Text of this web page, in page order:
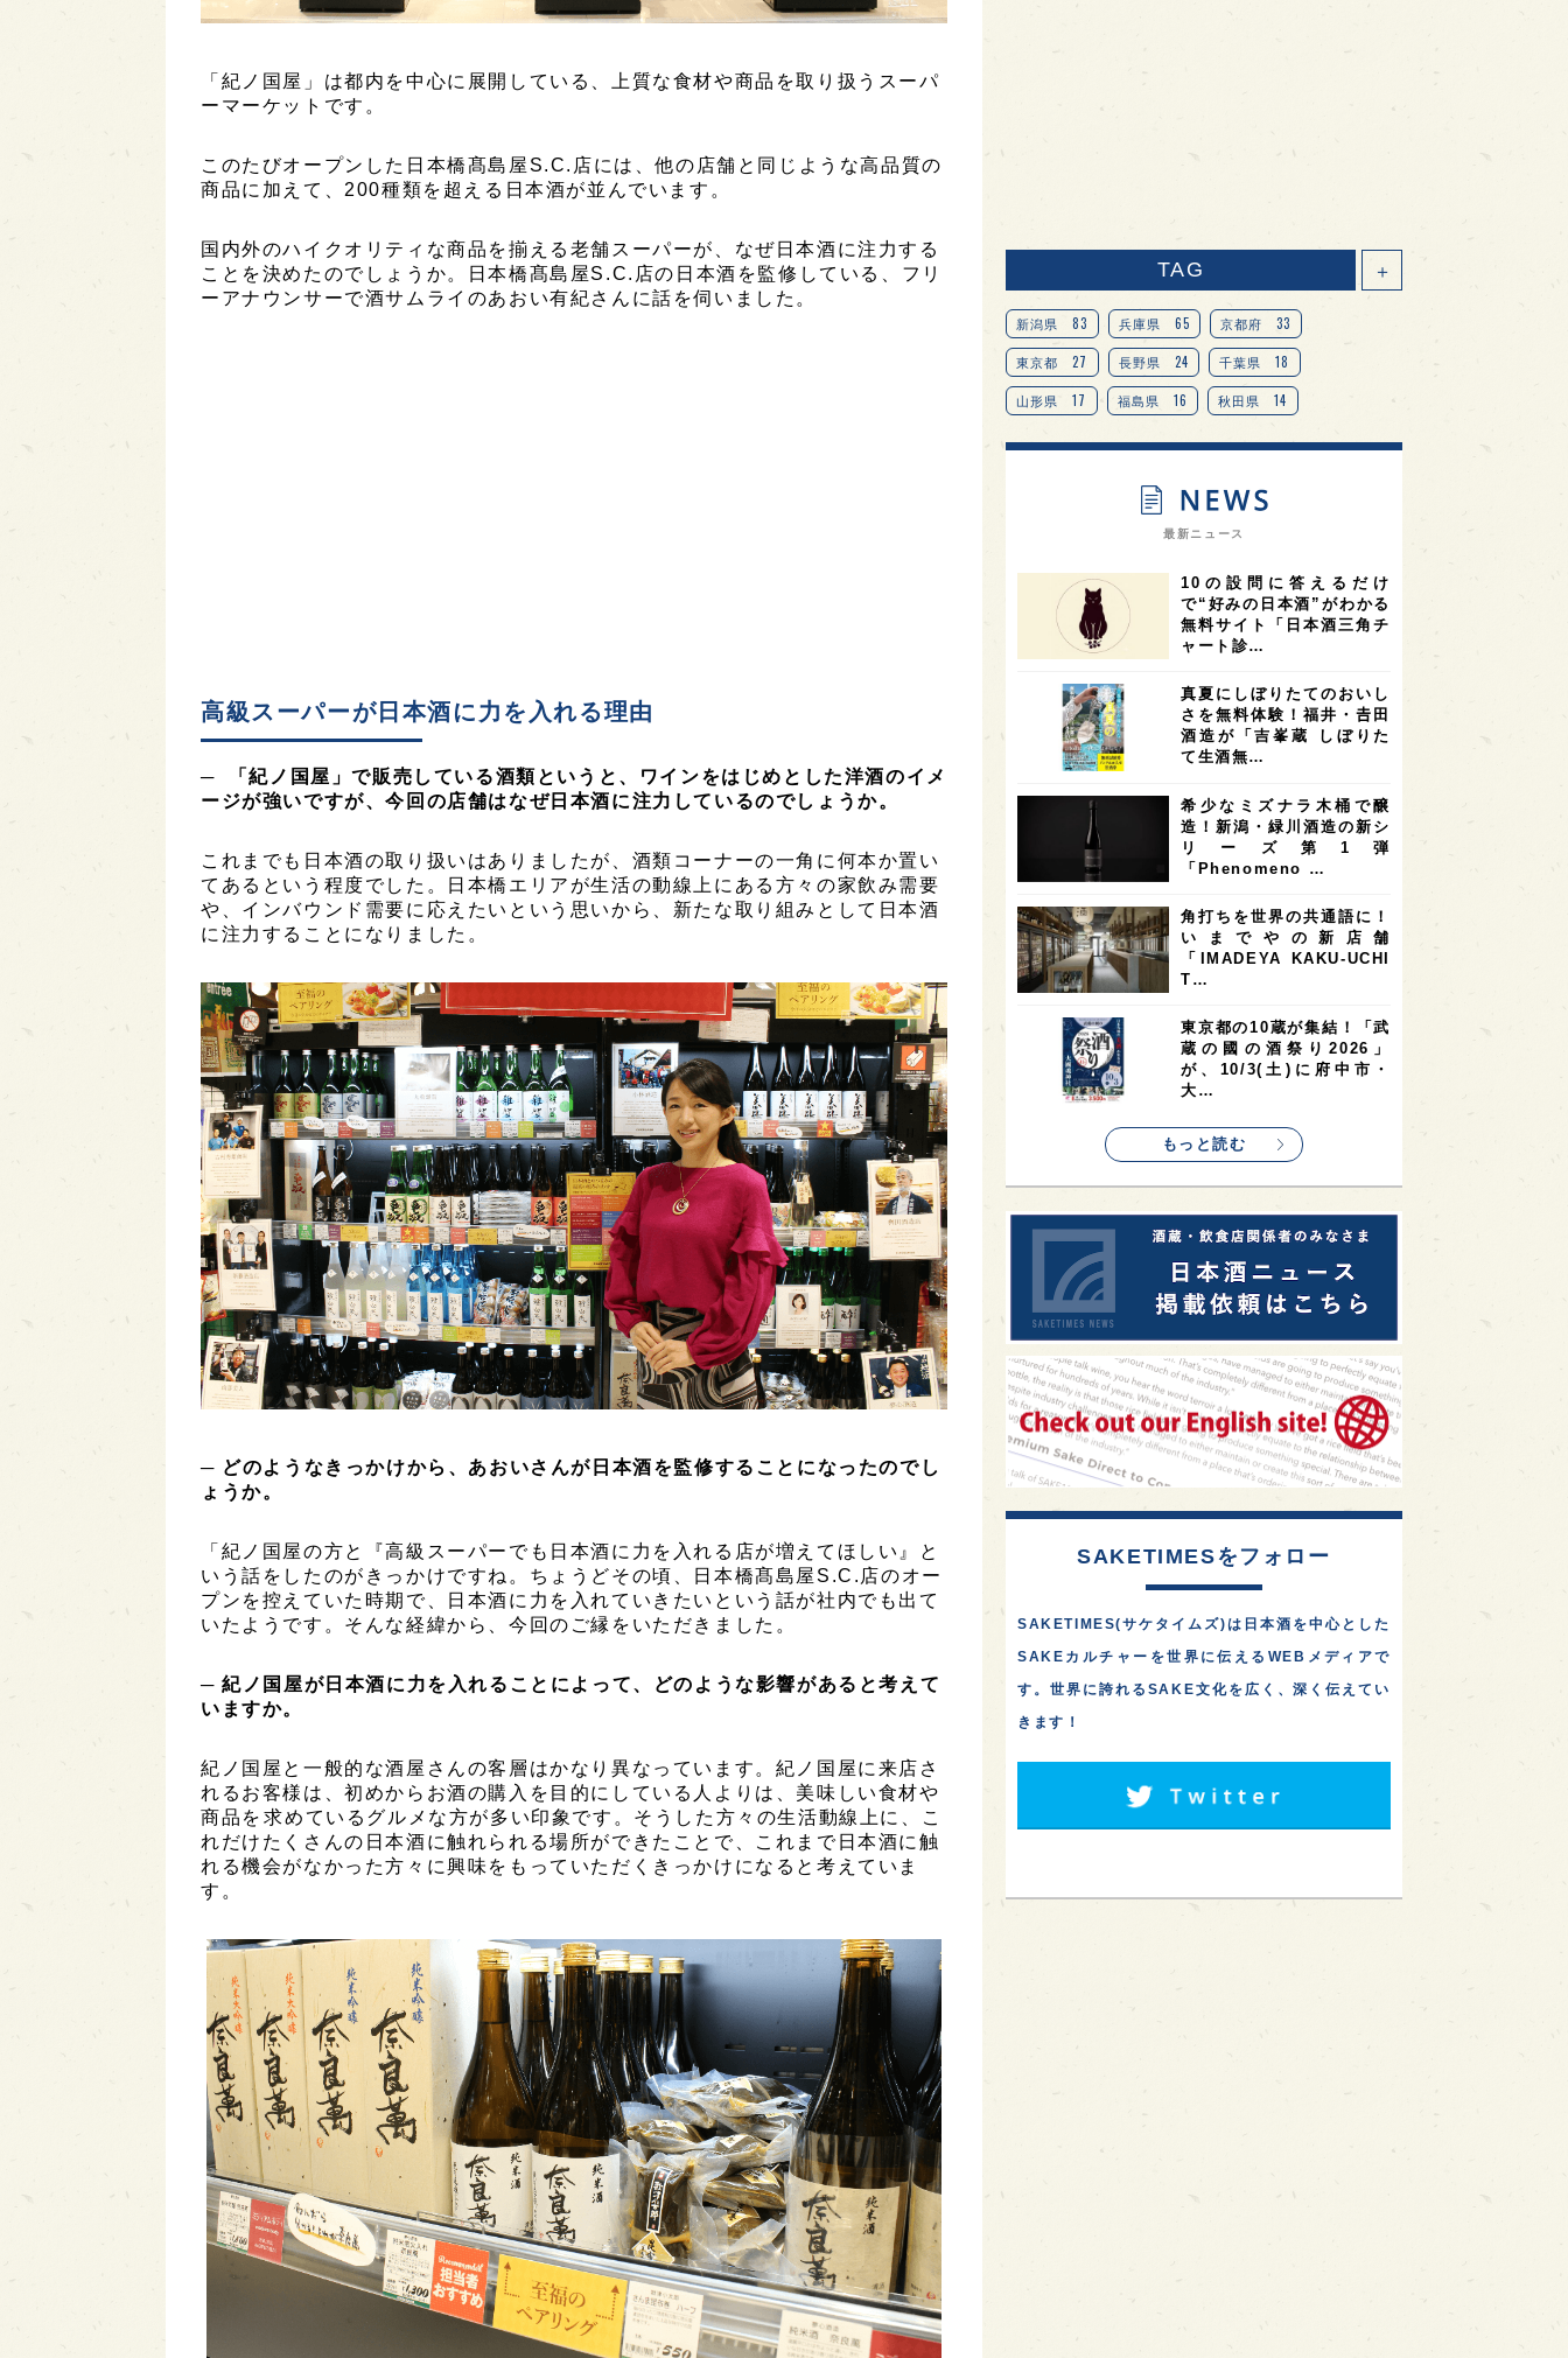
「紀ノ国屋」は都内を中心に展開している、上質な食材や商品を取り扱うスーパ
ーマーケットです。
このたびオープンした日本橋髙島屋S.C.店には、他の店舗と同じような高品質の
商品に加えて、200種類を超える日本酒が並んでいます。
国内外のハイクオリティな商品を揃える老舗スーパーが、なぜ日本酒に注力する
ことを決めたのでしょうか。日本橋髙島屋S.C.店の日本酒を監修している、フリ
ーアナウンサーで酒サムライのあおい有紀さんに話を伺いました。
高級スーパーが日本酒に力を入れる理由
─ 「紀ノ国屋」で販売している酒類というと、ワインをはじめとした洋酒のイメ
ージが強いですが、今回の店舗はなぜ日本酒に注力しているのでしょうか。
これまでも日本酒の取り扱いはありましたが、酒類コーナーの一角に何本か置い
てあるという程度でした。日本橋エリアが生活の動線上にある方々の家飲み需要
や、インバウンド需要に応えたいという思いから、新たな取り組みとして日本酒
に注力することになりました。
─ どのようなきっかけから、あおいさんが日本酒を監修することになったのでし
ょうか。
「紀ノ国屋の方と『高級スーパーでも日本酒に力を入れる店が増えてほしい』と
いう話をしたのがきっかけですね。ちょうどその頃、日本橋髙島屋S.C.店のオー
プンを控えていた時期で、日本酒に力を入れていきたいという話が社内でも出て
いたようです。そんな経緯から、今回のご縁をいただきました。
─ 紀ノ国屋が日本酒に力を入れることによって、どのような影響があると考えて
いますか。
紀ノ国屋と一般的な酒屋さんの客層はかなり異なっています。紀ノ国屋に来店さ
れるお客様は、初めからお酒の購入を目的にしている人よりは、美味しい食材や
商品を求めているグルメな方が多い印象です。そうした方々の生活動線上に、こ
れだけたくさんの日本酒に触れられる場所ができたことで、これまで日本酒に触
れる機会がなかった方々に興味をもっていただくきっかけになると考えていま
す。
TAG ＋
新潟県 83 兵庫県 65 京都府 33
東京都 27 長野県 24 千葉県 18
山形県 17 福島県 16 秋田県 14
愛知県 14 宮城県 14 岐阜県 13
オピニオンリーダーの視点 9
奈良県 滋賀県 7 和歌山県 6
富山県 6 フランス 6 高知県 5 島根県 5
4 アメリカ 4 神奈川県 4
4 三重県 大阪府 3
オーストラリア 台湾 2 アジア 2
SAKEの時代を生きる 静岡県 1 長崎県
全蔵めぐり 1 シンガポール 1 カナダ 1
群馬県 1 熊本県 徳島県
イギリス 1 ノルウェー 1 新宿区 1
歌舞伎町 1 1 鳥取県 1
saketimes_image_4
最新ニュース
10の設問に答えるだけ
で“好みの日本酒”がわかる
無料サイト「日本酒三角チ
ャート診…
真夏にしぼりたてのおいし
さを無料体験！福井・𠮷田
酒造が「吉峯蔵 しぼりた
て生酒無…
希少なミズナラ木桶で醸
造！新潟・緑川酒造の新シ
リーズ第1弾
「Phenomeno …
角打ちを世界の共通語に！
いまでやの新店舗
「IMADEYA KAKU-UCHI
T…
東京都の10蔵が集結！「武
蔵の國の酒祭り2026」
が、10/3(土)に府中市・
大…
もっと読む
SAKETIMESをフォロー
SAKETIMES(サケタイムズ)は日本酒を中心とした
SAKEカルチャーを世界に伝えるWEBメディアで
す。世界に誇れるSAKE文化を広く、深く伝えてい
きます！